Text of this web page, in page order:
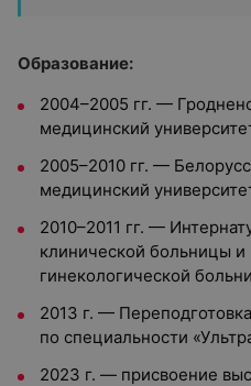
Образование:
2004–2005 гг. —
медицинский
2005–2010 гг. —
медицинский
2010–2011 гг. —
клинической больницы и
гинекологической
2013 г. —
по специальности
2023 г. — присвоение